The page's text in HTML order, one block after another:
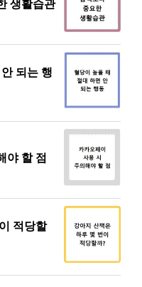
생활습관
되는 행
야 할 점
적당할